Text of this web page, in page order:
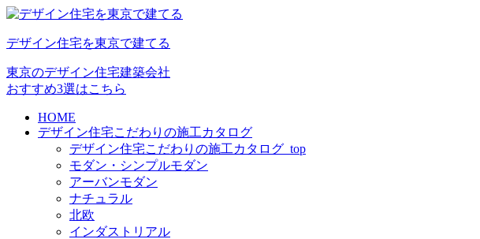
デザイン住宅を東京で建てる
東京のデザイン住宅建築会社
おすすめ3選はこちら
HOME
デザイン住宅こだわりの施工カタログ
デザイン住宅こだわりの施工カタログ_top
モダン・シンプルモダン
アーバンモダン
ナチュラル
北欧
インダストリアル